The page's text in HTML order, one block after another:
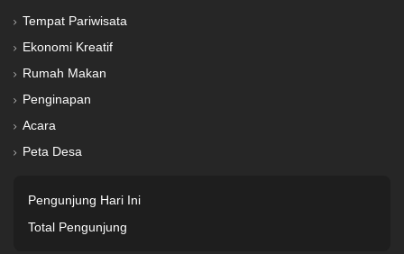
Tempat Pariwisata
Ekonomi Kreatif
Rumah Makan
Penginapan
Acara
Peta Desa
Pengunjung Hari Ini
Total Pengunjung